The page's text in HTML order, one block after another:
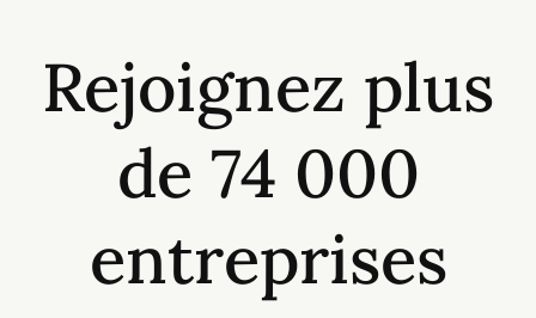
Rejoignez plus
de 74 000
entreprises